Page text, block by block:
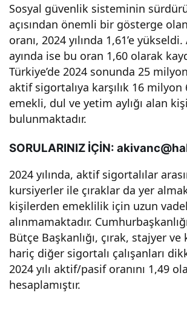
Sosyal güvenlik sisteminin
açısından önemli bir gösterge
oranı, 2024 yılında 1,61’e
ayında ise bu oran 1,60 olarak
Türkiye’de 2024 sonunda 25
aktif sigortalıya karşılık 16 milyon
emekli, dul ve yetim aylığı alan kişi
bulunmaktadır.
SORULARINIZ İÇİN:
2024 yılında, aktif sigortalılar
kursiyerler ile çıraklar da yer
kişilerden emeklilik için uzun
alınmamaktadır.
Bütçe Başkanlığı, çırak, stajyer
hariç diğer sigortalı çalışanları
2024 yılı aktif/pasif oranını 1,49
hesaplamıştır.
i!
Eme
klile
a
arta
n
sayı